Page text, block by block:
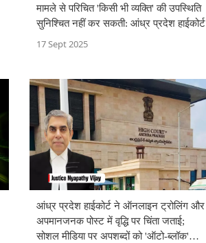
मामले से परिचित 'किसी भी व्यक्ति' की उपस्थिति
सुनिश्चित नहीं कर सकती: आंध्र प्रदेश हाईकोर्ट
17 Sept 2025
आंध्र प्रदेश हाईकोर्ट ने ऑनलाइन ट्रोलिंग और
अपमानजनक पोस्ट में वृद्धि पर चिंता जताई;
सोशल मीडिया पर अपशब्दों को 'ऑटो-ब्लॉक'